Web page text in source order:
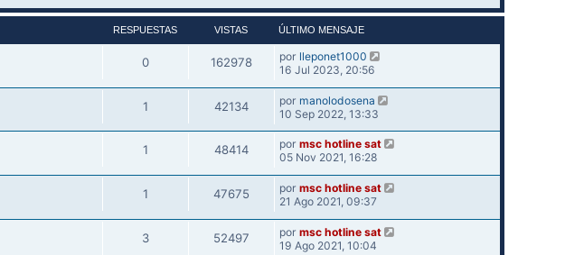
RESPUESTAS VISTAS ÚLTIMO MENSAJE
0 162978 por lleponet1000
16 Jul 2023, 20:56
1 42134 por manolodosena
10 Sep 2022, 13:33
1 48414 por msc hotline sat
05 Nov 2021, 16:28
1 47675 por msc hotline sat
21 Ago 2021, 09:37
3 52497 por msc hotline sat
19 Ago 2021, 10:04